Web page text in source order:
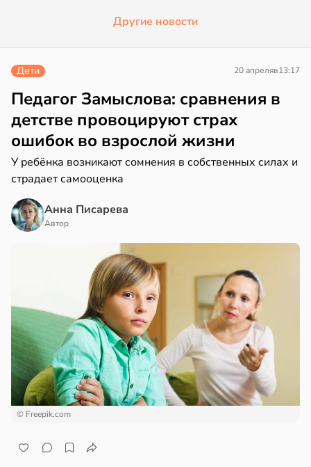
Другие новости
Дети 20 апреляв13:17
Педагог Замыслова: сравнения в
детстве провоцируют страх
ошибок во взрослой жизни
У ребёнка возникают сомнения в собственных силах и
страдает самооценка
Анна Писарева
Автор
© Freepik.com